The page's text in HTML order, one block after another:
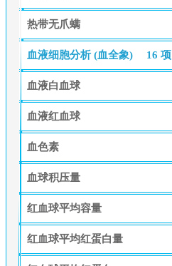
热带无爪螨
血液细胞分析 (血全象) 16 项
血液白血球
血液红血球
血色素
血球积压量
红血球平均容量
红血球平均红蛋白量